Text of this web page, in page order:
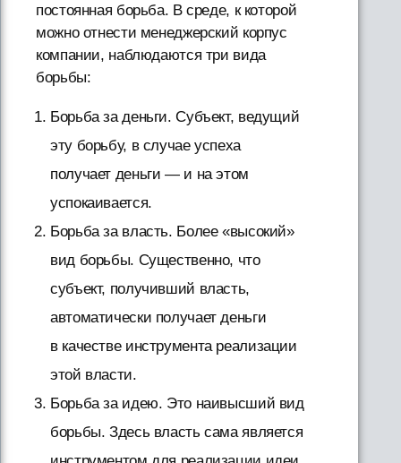
постоянная борьба. В среде, к которой
можно отнести менеджерский корпус
компании, наблюдаются три вида
борьбы:
Борьба за деньги. Субъект, ведущий
эту борьбу, в случае успеха
получает деньги — и на этом
успокаивается.
Борьба за власть. Более «высокий»
вид борьбы. Существенно, что
субъект, получивший власть,
автоматически получает деньги
в качестве инструмента реализации
этой власти.
Борьба за идею. Это наивысший вид
борьбы. Здесь власть сама является